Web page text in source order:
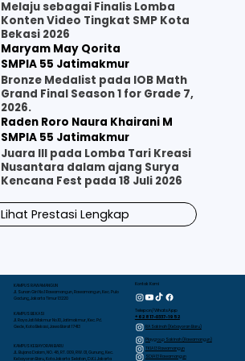
Melaju sebagai Finalis Lomba
Konten Video Tingkat SMP Kota
Bekasi 2026
Maryam May Qorita
SMPIA 55 Jatimakmur
Bronze Medalist pada IOB Math
Grand Final Season 1 for Grade 7,
2026.
Raden Roro Naura Khairani M
SMPIA 55 Jatimakmur
Juara III pada Lomba Tari Kreasi
Nusantara dalam ajang Surya
Kencana Fest pada 18 Juli 2026
Lihat Prestasi Lengkap
KAMPUS RAWAMANGUN
Jl. Sunan Giri No.1 Rawamangun, Rawamangun, Kec. Pulo
Gadung, Jakarta Timur 13220
KAMPUS BEKASI
Jl. Raya Jati Makmur No.10, Jatimakmur, Kec. Pd.
Gede, Kota Bekasi, Jawa Barat 17413
KAMPUS KEBAYORAN BARU
JL. Bujana Dalam, NO. 48, RT. 009, RW. 01, Gunung, Kec.
Kebayoran Baru, Kota Jakarta Selatan, D.K.I. Jakarta
Kontak Kami
Telepon/WhatsApp
+62 817-0337-1952
RA Sakinah (Kebayoran Baru)
Playgroup Sakinah (Rawamangun)
TKIA 13 Rawamangun
SDIA 13 Rawamangun